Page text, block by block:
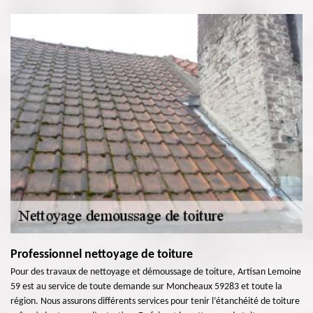
Professionnel nettoyage de toiture
Pour des travaux de nettoyage et démoussage de toiture, Artisan Lemoine
59 est au service de toute demande sur Moncheaux 59283 et toute la
région. Nous assurons différents services pour tenir l’étanchéité de toiture